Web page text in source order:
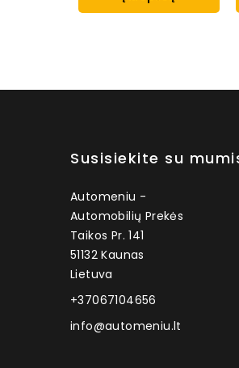
Susisiekite su
Automeniu -
Automobilių Prekės
Taikos Pr. 141
51132 Kaunas
Lietuva
+37067104656
info@automeniu.lt